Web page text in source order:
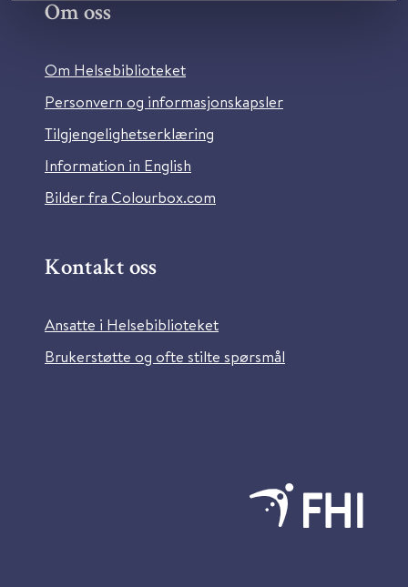
Om oss
Om Helsebiblioteket
Personvern og informasjonskapsler
Tilgjengelighetserklæring
Information in English
Bilder fra Colourbox.com
Kontakt oss
Ansatte i Helsebiblioteket
Brukerstøtte og ofte stilte spørsmål